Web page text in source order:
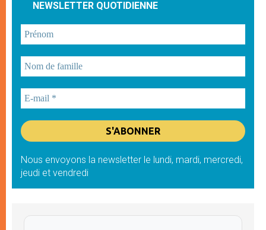
NEWSLETTER QUOTIDIENNE
Nous envoyons la newsletter le lundi, mardi, mercredi,
jeudi et vendredi